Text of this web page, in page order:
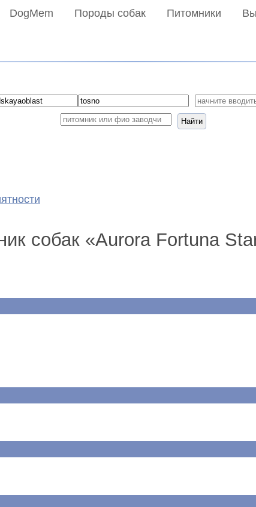
DogMem Породы собак Питомники
Найти
собак «Aurora Fortuna